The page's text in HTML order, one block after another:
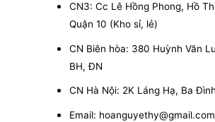
CN3: Cc Lê Hồng Phong, Hồ
Quận 10 (Kho sỉ, lẻ)
CN Biên hòa: 380 Huỳnh Văn
BH, ĐN
CN Hà Nội: 2K Láng Hạ, Ba
Email: hoanguyethy@gmail.com